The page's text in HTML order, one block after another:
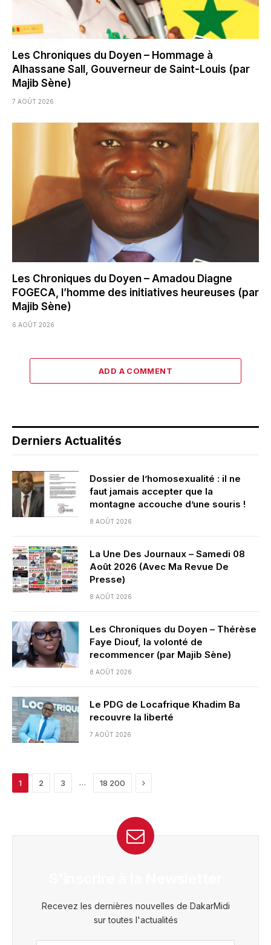
Les Chroniques du Doyen – Hommage à
Alhassane Sall, Gouverneur de Saint-Louis (par
Majib Sène)
7 AOÛT 2026
Les Chroniques du Doyen – Amadou Diagne
FOGECA, l’homme des initiatives heureuses (par
Majib Sène)
6 AOÛT 2026
ADD A COMMENT
Derniers Actualités
Dossier de l’homosexualité : il ne
faut jamais accepter que la
montagne accouche d’une souris !
8 AOÛT 2026
La Une Des Journaux – Samedi 08
Août 2026 (Avec Ma Revue De
Presse)
8 AOÛT 2026
Les Chroniques du Doyen – Thérèse
Faye Diouf, la volonté de
recommencer (par Majib Sène)
8 AOÛT 2026
Le PDG de Locafrique Khadim Ba
recouvre la liberté
7 AOÛT 2026
1 2 3 … 18 200 Next
Recevez les dernières nouvelles de DakarMidi
sur toutes l'actualités